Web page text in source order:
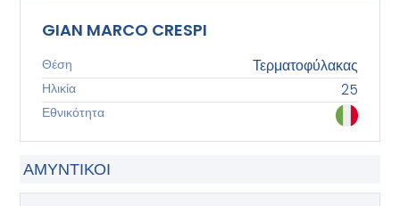
GIAN MARCO CRESPI
Θέση Τερματοφύλακας
Ηλικία 25
Εθνικότητα
ΑΜΥΝΤΙΚΟΊ